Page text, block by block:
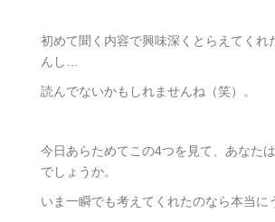
初めて聞く内容で興味深くとらえてくれ
んし…
読んでないかもしれませんね（笑）。
今日あらためてこの4つを見て、あなた
でしょうか。
いま一瞬でも考えてくれたのなら本当に